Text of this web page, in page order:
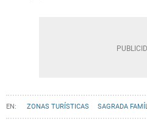
ZONAS TURÍSTICAS SAGRADA